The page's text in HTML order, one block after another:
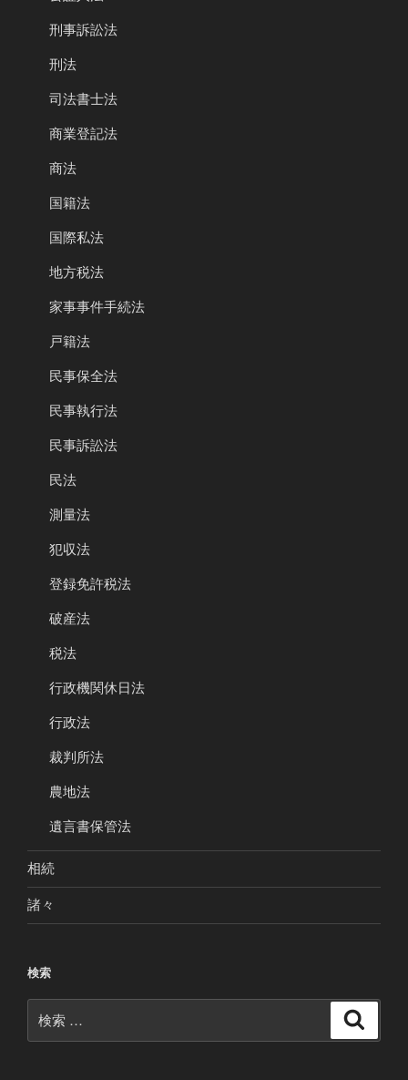
刑事訴訟法
刑法
司法書士法
商業登記法
商法
国籍法
国際私法
地方税法
家事事件手続法
戸籍法
民事保全法
民事執行法
民事訴訟法
民法
測量法
犯収法
登録免許税法
破産法
税法
行政機関休日法
行政法
裁判所法
農地法
遺言書保管法
相続
諸々
検索
索: